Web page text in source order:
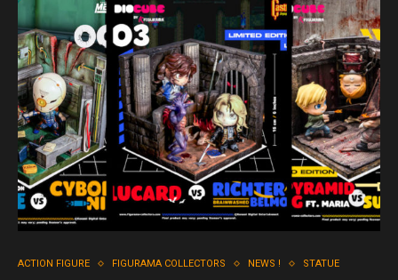
ACTION FIGURE FIGURAMA COLLECTORS NEWS ! STATUE